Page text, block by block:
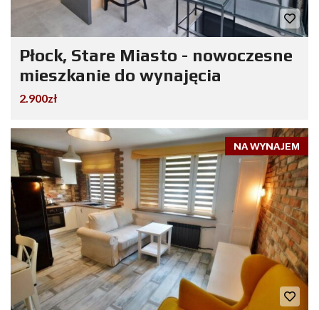
Płock, Stare Miasto - nowoczesne
mieszkanie do wynajęcia
2.900zł
NA WYNAJEM